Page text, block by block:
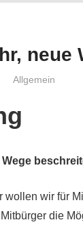
neue
Olaf
Allgemein
wollen wir für
die